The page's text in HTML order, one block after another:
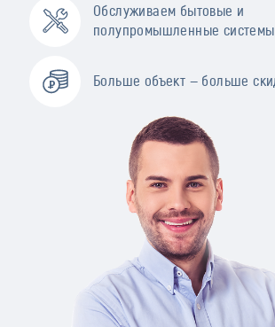
Обслуживаем бытовые и
полупромышленные системы
Больше объект — больше